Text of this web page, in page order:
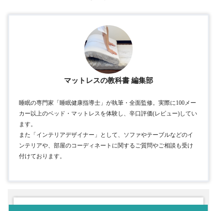
マットレスの教科書 編集部
睡眠の専門家「睡眠健康指導士」が執筆・全面監修。実際に100メー
カー以上のベッド・マットレスを体験し、辛口評価(レビュー)してい
ます。
また「インテリアデザイナー」として、ソファやテーブルなどのイ
ンテリアや、部屋のコーディネートに関するご質問やご相談も受け
付けております。